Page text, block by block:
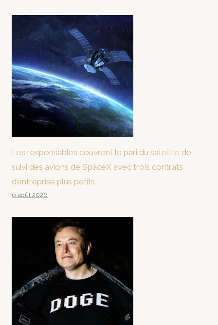
Les responsables couvrent le pari du satellite de
suivi des avions de SpaceX avec trois contrats
d’entreprise plus petits
6 août 2026